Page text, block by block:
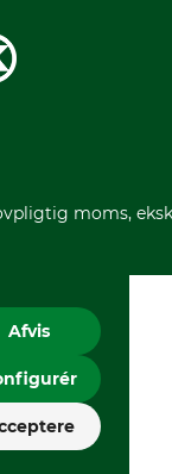
moms,
Afvis